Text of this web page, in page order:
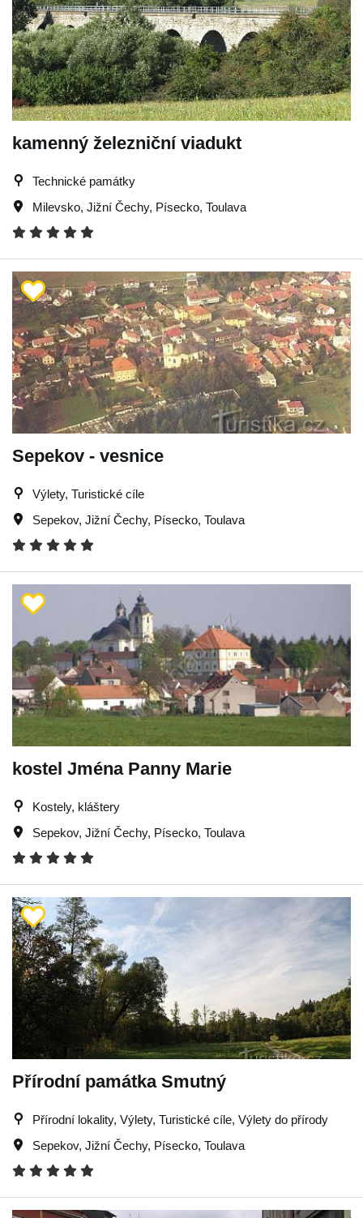
kamenný železniční viadukt
Technické památky
Milevsko, Jižní Čechy, Písecko, Toulava
Sepekov - vesnice
Výlety, Turistické cíle
Sepekov, Jižní Čechy, Písecko, Toulava
kostel Jména Panny Marie
Kostely, kláštery
Sepekov, Jižní Čechy, Písecko, Toulava
Přírodní památka Smutný
Přírodní lokality, Výlety, Turistické cíle, Výlety do přírody
Sepekov, Jižní Čechy, Písecko, Toulava